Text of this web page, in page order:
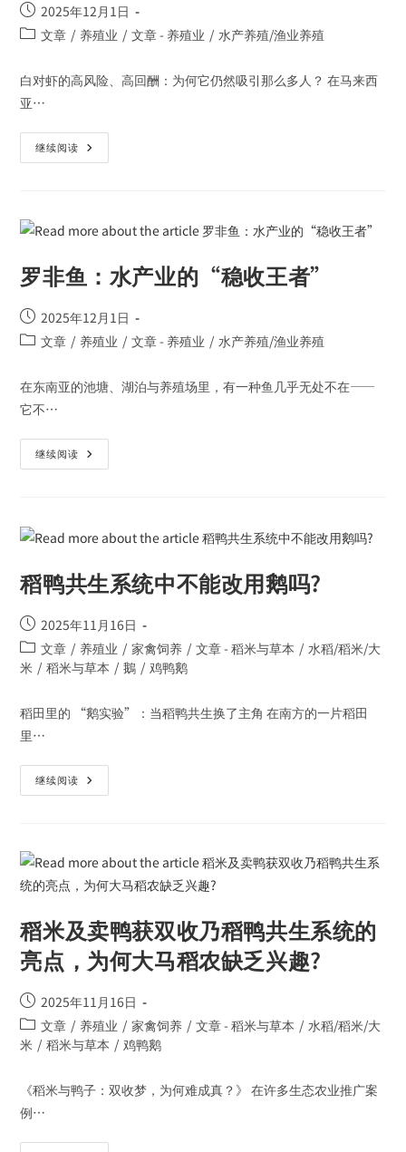
2025年12月1日
文章 / 养殖业 / 文章 - 养殖业 / 水产养殖/渔业养殖
白对虾的高风险、高回酬：为何它仍然吸引那么多人？ 在马来西
亚…
继续阅读
罗非鱼：水产业的“稳收王者”
2025年12月1日
文章 / 养殖业 / 文章 - 养殖业 / 水产养殖/渔业养殖
在东南亚的池塘、湖泊与养殖场里，有一种鱼几乎无处不在——
它不…
继续阅读
稻鸭共生系统中不能改用鹅吗?
2025年11月16日
文章 / 养殖业 / 家禽饲养 / 文章 - 稻米与草本 / 水稻/稻米/大
米 / 稻米与草本 / 鵝 / 鸡鸭鹅
稻田里的 “鹅实验”：当稻鸭共生换了主角 在南方的一片稻田
里…
继续阅读
稻米及卖鸭获双收乃稻鸭共生系统的
亮点，为何大马稻农缺乏兴趣?
2025年11月16日
文章 / 养殖业 / 家禽饲养 / 文章 - 稻米与草本 / 水稻/稻米/大
米 / 稻米与草本 / 鸡鸭鹅
《稻米与鸭子：双收梦，为何难成真？》 在许多生态农业推广案
例…